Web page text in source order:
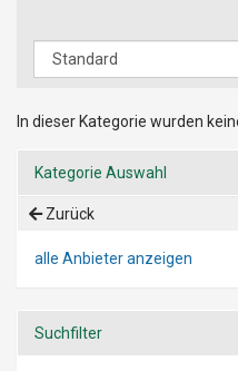
In dieser Kategorie wurden
Kategorie Auswahl
Zurück
alle Anbieter anzeigen
Suchfilter